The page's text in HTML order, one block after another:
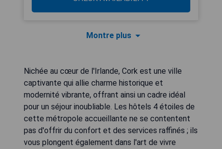
Montre plus
Nichée au cœur de l'Irlande, Cork est une ville
captivante qui allie charme historique et
modernité vibrante, offrant ainsi un cadre idéal
pour un séjour inoubliable. Les hôtels 4 étoiles de
cette métropole accueillante ne se contentent
pas d'offrir du confort et des services raffinés ; ils
vous plongent également dans l'art de vivre